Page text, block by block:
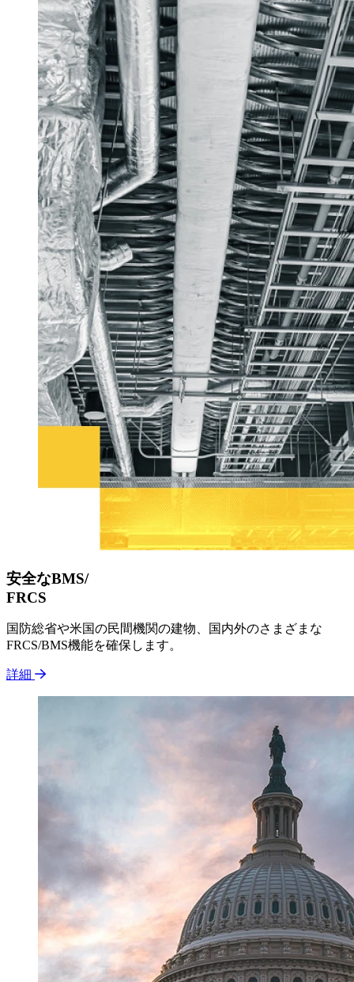
安全なBMS/
FRCS
国防総省や米国の民間機関の建物、国内外のさまざまな
FRCS/BMS機能を確保します。
詳細